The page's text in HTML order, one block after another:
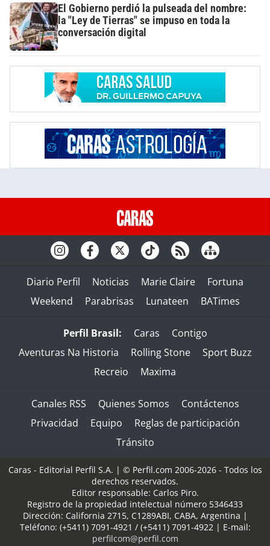
El Gobierno perdió la pulseada del nombre:
la "Ley de Tierras" se impuso en toda la
conversación digital
Diario Perfil Noticias Marie Claire
Fortuna
Weekend
Parabrisas Lunateen BATimes
Perfil Brasil: Caras
Contigo
Aventuras Na Historia
Rolling Stone
Sport Buzz
Recreio
Maxima
Canales RSS Quienes Somos
Contáctenos
Privacidad
Equipo
Reglas de participación
Tránsito
Caras - Editorial Perfil S.A. | © Perfil.com 2006-2026 - Todos los
derechos reservados.
Editor responsable: Carlos Piro.
Registro de la propiedad intelectual número 5346433
Dirección: California 2715, C1289ABI, CABA, Argentina |
Teléfono: (+5411) 7091-4921 / (+5411) 7091-4922| E-mail:
perfilcom@perfil.com